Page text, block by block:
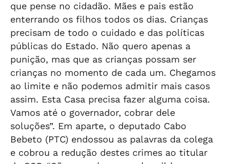
que pense no cidadão. Mães e pais estão
enterrando os filhos todos os dias. Crianças
precisam de todo o cuidado e das políticas
públicas do Estado. Não quero apenas a
punição, mas que as crianças possam ser
crianças no momento de cada um. Chegamos
ao limite e não podemos admitir mais casos
assim. Esta Casa precisa fazer alguma coisa.
Vamos até o governador, cobrar dele
soluções”. Em aparte, o deputado Cabo
Bebeto (PTC) endossou as palavras da colega
e cobrou a redução destes crimes ao titular